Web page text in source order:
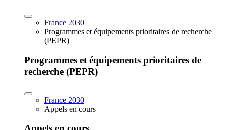
France 2030
Programmes et équipements prioritaires de recherche
(PEPR)
Programmes et équipements prioritaires de
recherche (PEPR)
France 2030
Appels en cours